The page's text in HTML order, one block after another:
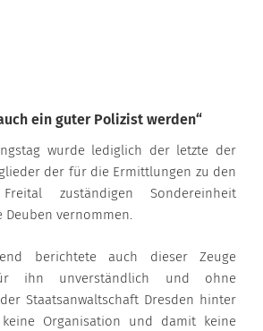
ein guter Polizist werden“
wurde lediglich der letzte der
der für die Ermittlungen zu den
zuständigen Sondereinheit
Deuben vernommen.
berichtete auch dieser Zeuge
ihn unverständlich und ohne
Staatsanwaltschaft Dresden hinter
keine Organisation und damit keine